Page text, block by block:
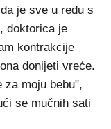
je sve u redu s
doktorica je
kontrakcije
donijeti vreće.
za moju bebu",
se mučnih sati